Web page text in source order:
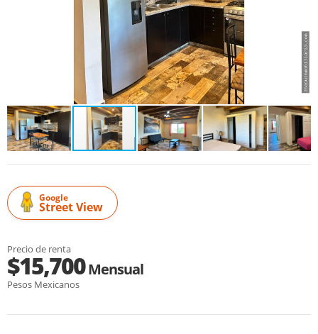
Google
Street View
Precio de renta
$15,700Mensual
Pesos Mexicanos